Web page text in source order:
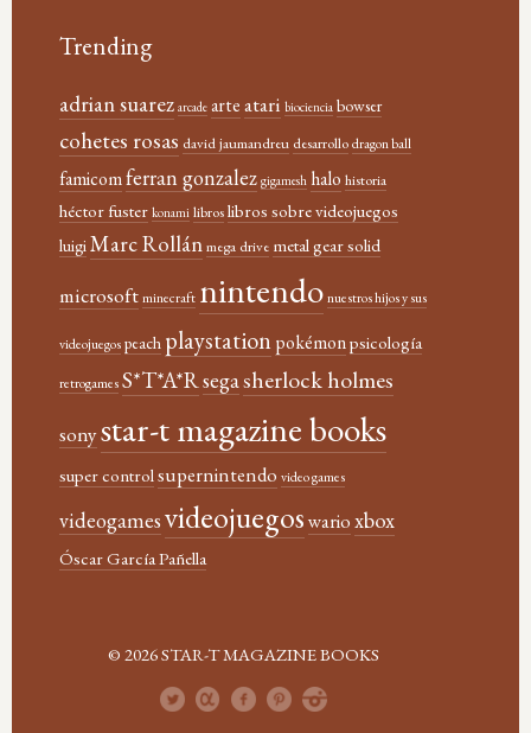
Trending
adrian suarez arcade arteatari biociencia bowser
cohetes rosas david jaumandreu desarrollodragon ball
famicomferran gonzalez gigamesh halo historia
héctor fuster konami libroslibros sobre videojuegos
luigiMarc Rollánmega drive metal gear solid
microsoftminecraft nintendonuestros hijos y sus
videojuegospeach playstationpokémonpsicología
retrogamesS*T*A*Rsegasherlock holmes
sonystar-t magazine books
super control supernintendo video games
videogamesvideojuegoswarioxbox
Óscar García Pañella
© 2026 STAR-T MAGAZINE BOOKS